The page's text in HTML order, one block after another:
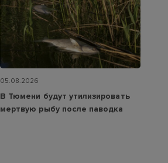
05.08.2026
В Тюмени будут утилизировать
мертвую рыбу после паводка